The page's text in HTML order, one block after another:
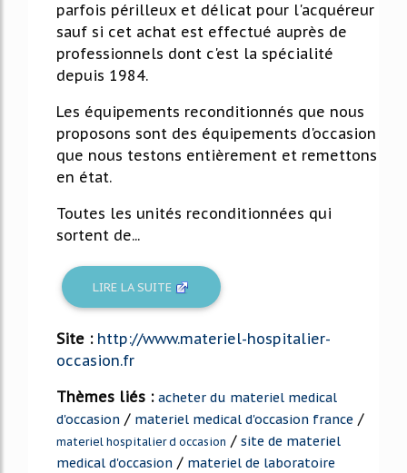
parfois périlleux et délicat pour l'acquéreur
sauf si cet achat est effectué auprès de
professionnels dont c'est la spécialité
depuis 1984.
Les équipements reconditionnés que nous
proposons sont des équipements d'occasion
que nous testons entièrement et remettons
en état.
Toutes les unités reconditionnées qui
sortent de...
LIRE LA SUITE
Site : http://www.materiel-hospitalier-
occasion.fr
Thèmes liés : acheter du materiel medical
d'occasion / materiel medical d'occasion france /
materiel hospitalier d occasion / site de materiel
medical d'occasion / materiel de laboratoire